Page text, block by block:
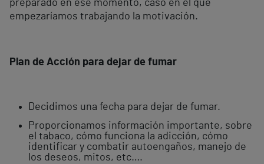
preparado en ese momento, caso en el que
empezaríamos trabajando la motivación.
Plan de Acción para dejar de fumar
Decidimos una fecha para dejar de fumar.
Proporcionamos información importante, sobre
el tabaco, cómo funciona la adicción, cómo
identificar y combatir autoengaños, manejo de
los deseos, mitos, etc….